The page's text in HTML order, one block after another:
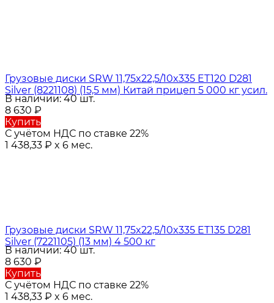
Грузовые диски SRW 11,75x22,5/10x335 ET120 D281
Silver (8221108) (15,5 мм) Китай прицеп 5 000 кг усил.
В наличии: 40 шт.
8 630 ₽
Купить
С учётом НДС по ставке 22%
1 438,33 ₽ x 6 мес.
Грузовые диски SRW 11,75x22,5/10x335 ET135 D281
Silver (7221105) (13 мм) 4 500 кг
В наличии: 40 шт.
8 630 ₽
Купить
С учётом НДС по ставке 22%
1 438,33 ₽ x 6 мес.